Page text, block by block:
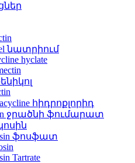
նատրիում
hyclate
հիդրոքլորիդ
ջրածնի ֆումարատ
ֆոսֆատ
Tartrate